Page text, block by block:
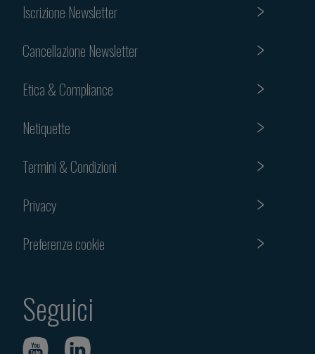
Iscrizione Newsletter
Cancellazione Newsletter
Etica & Compliance
Netiquette
Termini & Condizioni
Privacy
Preferenze cookie
Seguici